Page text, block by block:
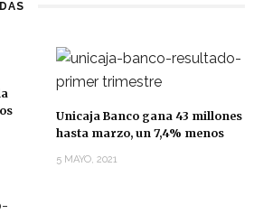
Unicaja Banco gana 43 millones
hasta marzo, un 7,4% menos
5 MAYO, 2021